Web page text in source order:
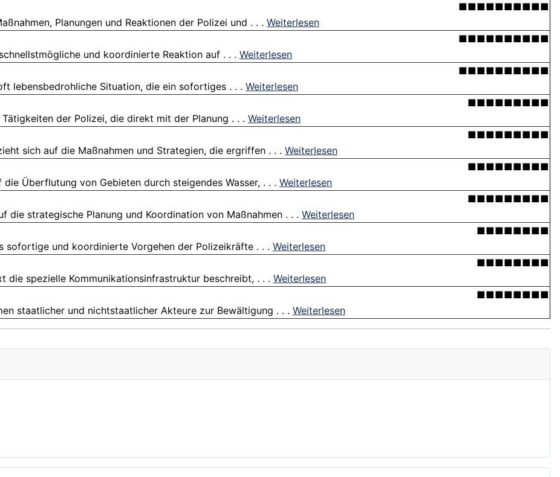
■■■■■■■■■■
Planungen und Reaktionen der Polizei und . . . Weiterlesen
■■■■■■■■■■
und koordinierte Reaktion auf . . . Weiterlesen
■■■■■■■■■■
lebensbedrohliche Situation, die ein sofortiges . . . Weiterlesen
■■■■■■■■■
der Polizei, die direkt mit der Planung . . . Weiterlesen
■■■■■■■■■
sich auf die Maßnahmen und Strategien, die ergriffen . . . Weiterlesen
■■■■■■■■■
Überflutung von Gebieten durch steigendes Wasser, . . . Weiterlesen
■■■■■■■■■
die strategische Planung und Koordination von Maßnahmen . . . Weiterlesen
■■■■■■■■
und koordinierte Vorgehen der Polizeikräfte . . . Weiterlesen
■■■■■■■■
spezielle Kommunikationsinfrastruktur beschreibt, . . . Weiterlesen
■■■■■■■■
staatlicher und nichtstaatlicher Akteure zur Bewältigung . . . Weiterlesen